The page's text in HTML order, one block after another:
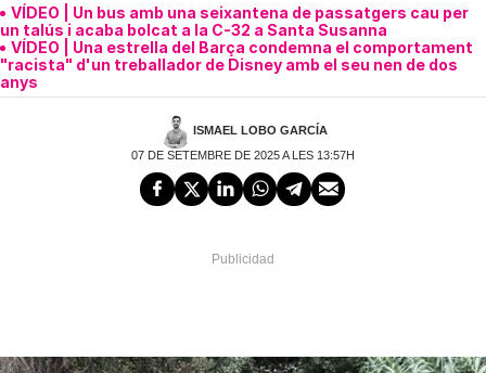
VÍDEO | Un bus amb una seixantena de passatgers cau per
un talús i acaba bolcat a la C-32 a Santa Susanna
VÍDEO | Una estrella del Barça condemna el comportament
"racista" d'un treballador de Disney amb el seu nen de dos
anys
ISMAEL LOBO GARCÍA
07 DE SETEMBRE DE 2025 A LES 13:57H